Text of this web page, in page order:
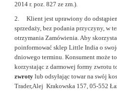
2014 r. poz. 827 ze zm.).
2. Klient jest uprawiony do
sprzedaży, bez podania przyczyny, w
otrzymania Zamówienia. Aby
poinformować sklep Little India o
dniowego terminu. Konsument może
korzystając z darmowej formy zwrotu
zwroty lub odsyłając towar na swój
Trader,Alej Krakowska 157, 05-552